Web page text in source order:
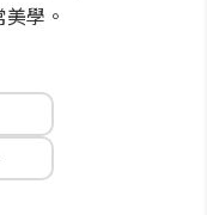
學。